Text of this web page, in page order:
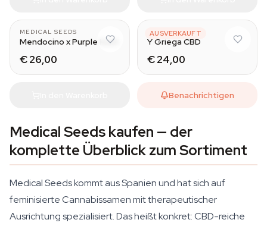
MEDICAL SEEDS
Mendocino x Purple Kush
€ 26,00
AUSVERKAUFT
MEDICAL SEEDS
Y Griega CBD
€ 24,00
Benachrichtigen
Medical Seeds kaufen — der
komplette Überblick zum Sortiment
Medical Seeds kommt aus Spanien und hat sich auf
feminisierte Cannabissamen mit therapeutischer
Ausrichtung spezialisiert. Das heißt konkret: CBD-reiche